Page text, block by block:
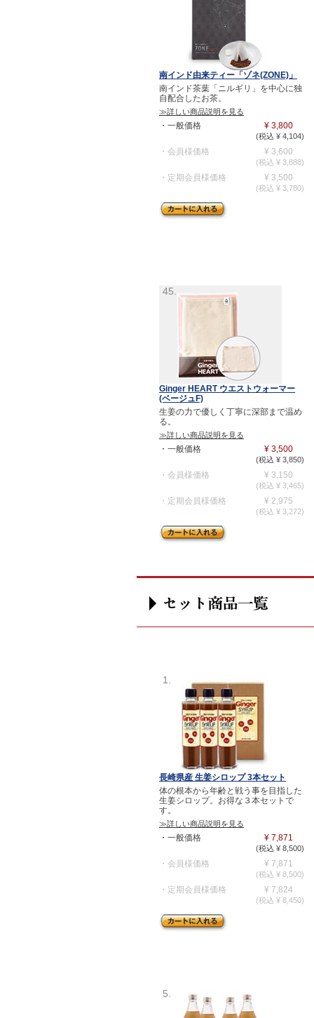
南インド由来ティー「ゾネ(ZONE)」
南インド茶葉「ニルギリ」を中心に独
自配合したお茶。
≫詳しい商品説明を見る
・一般価格 ¥ 3,800
(税込 ¥ 4,104)
・会員様価格 ¥ 3,600
(税込 ¥ 3,888)
・定期会員様価格 ¥ 3,500
(税込 ¥ 3,780)
45.
Ginger HEART ウエストウォーマー
(ベージュF)
生姜の力で優しく丁寧に深部まで温め
る。
≫詳しい商品説明を見る
・一般価格 ¥ 3,500
(税込 ¥ 3,850)
・会員様価格 ¥ 3,150
(税込 ¥ 3,465)
・定期会員様価格 ¥ 2,975
(税込 ¥ 3,272)
1.
長崎県産 生姜シロップ 3本セット
体の根本から年齢と戦う事を目指した
生姜シロップ。お得な３本セットで
す。
≫詳しい商品説明を見る
・一般価格 ¥ 7,871
(税込 ¥ 8,500)
・会員様価格 ¥ 7,871
(税込 ¥ 8,500)
・定期会員様価格 ¥ 7,824
(税込 ¥ 8,450)
5.